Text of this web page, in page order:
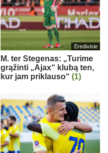
Eredivisie
M. ter Stegenas: „Turime
grąžinti „Ajax“ klubą ten,
kur jam priklauso“ (1)